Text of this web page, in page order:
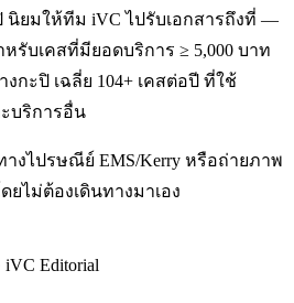
นิยมให้ทีม iVC ไปรับเอกสารถึงที่ —
หรับเคสที่มียอดบริการ ≥ 5,000 บาท
กะปิ เฉลี่ย 104+ เคสต่อปี ที่ใช้
บริการอื่น
งไปรษณีย์ EMS/Kerry หรือถ่ายภาพ
ยไม่ต้องเดินทางมาเอง
Editorial